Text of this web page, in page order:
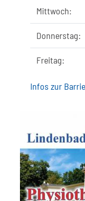
Mittwoch:
Donnerstag:
Freitag:
Infos zur